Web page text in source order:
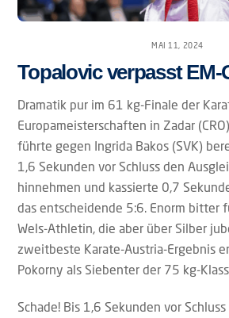
MAI 11, 2024
Topalovic verpasst EM-
Dramatik pur im 61 kg-Finale der
Europameisterschaften in Zadar
führte gegen Ingrida Bakos (SVK)
1,6 Sekunden vor Schluss den
hinnehmen und kassierte 0,7
das entscheidende 5:6. Enorm bitter
Wels-Athletin, die aber über Silber
zweitbeste Karate-Austria-Ergebnis
Pokorny als Siebenter der 75 kg-
Schade! Bis 1,6 Sekunden vor